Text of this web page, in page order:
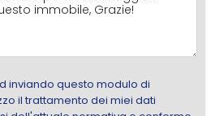
inviando questo modulo di
il trattamento dei miei dati